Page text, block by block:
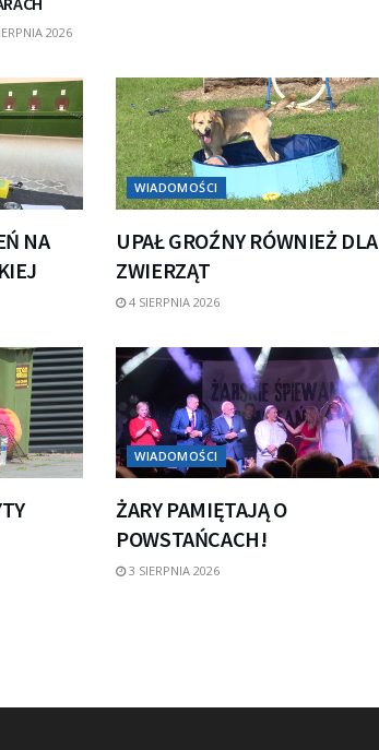
2026
NA
WIADOMOŚCI
UPAŁ GROŹNY RÓWNIEŻ DLA
ZWIERZĄT
4 SIERPNIA 2026
WIADOMOŚCI
ŻARY PAMIĘTAJĄ O
POWSTAŃCACH!
3 SIERPNIA 2026